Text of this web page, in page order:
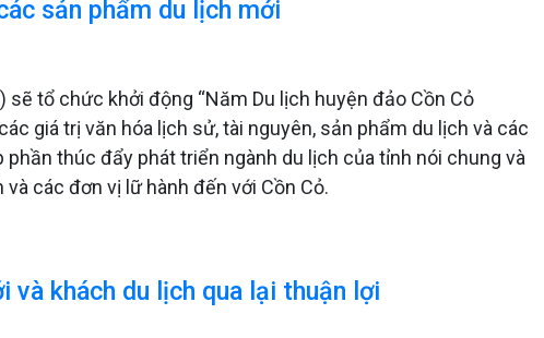
sản phẩm du lịch mới
sẽ tổ chức khởi động “Năm Du lịch huyện đảo Cồn Cỏ
giá trị văn hóa lịch sử, tài nguyên, sản phẩm du lịch và các
thúc đẩy phát triển ngành du lịch của tỉnh nói chung và
các đơn vị lữ hành đến với Cồn Cỏ.
và khách du lịch qua lại thuận lợi